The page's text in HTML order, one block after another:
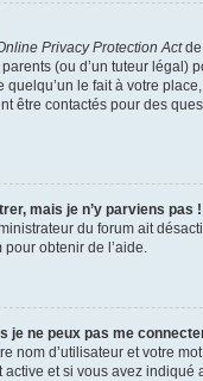
Privacy Protection Actde
(ou d’un tuteur légal)
quelqu’un le fait à votre
être contactés pour des
mais je n’y parviens pas !
du forum ait
obtenir de l’aide.
je ne peux pas me
nom d’utilisateur et votre
active et si vous avez